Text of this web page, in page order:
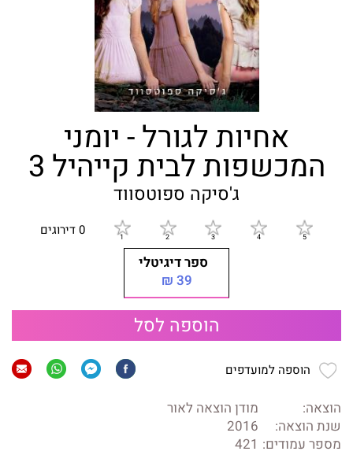
אחיות לגורל - יומני
המכשפות לבית קייהיל 3
ג'סיקה ספוטסווד
0 דירוגים
ספר דיגיטלי
39 ₪
הוספה לסל
הוספה למועדפים
הוצאה:
מודן הוצאה לאור
שנת הוצאה:
2016
מספר עמודים: 421